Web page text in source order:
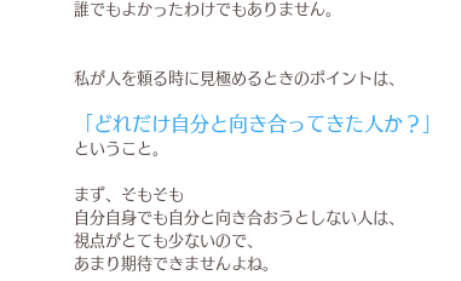
誰でもよかったわけでもありません。
私が人を頼る時に見極めるときのポイントは、
「どれだけ自分と向き合ってきた人か？」
ということ。
まず、そもそも
自分自身でも自分と向き合おうとしない人は、
視点がとても少ないので、
あまり期待できませんよね。